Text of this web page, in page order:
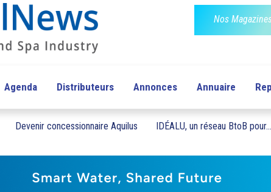
Nos
Agenda Distributeurs Annonces Annuaire
Devenir concessionnaire Aquilus IDÉALU, un réseau BtoB pour...